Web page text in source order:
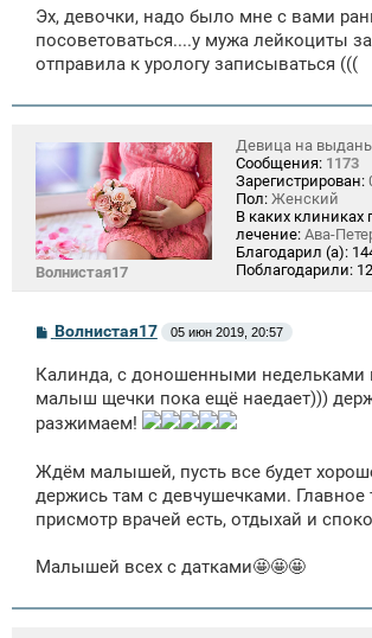
Эх, девочки, надо было мне с вами
посоветоваться....у мужа лейкоциты
отправила к урологу записываться (((
Волнистая17
Девица на
Сообщения: 1173
Зарегистрирован:
Пол: Женский
В каких клиниках
лечение: Ава-
Благодарил (а):
Поблагодарили:
С
б
щ
н
е
Волнистая17 05 июн 2019, 20:57
Калинда, с доношенными недельками
малыш щечки пока ещё наедает)))
разжимаем!
Ждём малышей, пусть все будет
держись там с девчушечками. Главное
присмотр врачей есть, отдыхай и
Малышей всех с датками🤩🤩🤩